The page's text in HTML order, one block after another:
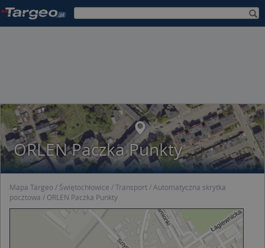
ORLEN Paczka Punkty
Mapa Targeo Świętochłowice Transport
Automatyczna skrytka
pocztowa
ORLEN Paczka Punkty